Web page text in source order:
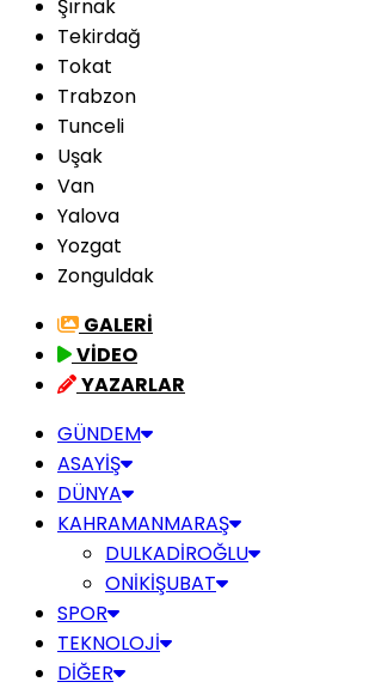
Şırnak
Tekirdağ
Tokat
Trabzon
Tunceli
Uşak
Van
Yalova
Yozgat
Zonguldak
GALERİ
VİDEO
YAZARLAR
GÜNDEM
ASAYİŞ
DÜNYA
KAHRAMANMARAŞ
DULKADİROĞLU
ONİKİŞUBAT
SPOR
TEKNOLOJİ
DİĞER